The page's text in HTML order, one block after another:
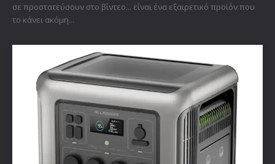
σε προστατεύσουν στο βίντεο... είναι ένα εξαιρετικό προϊόν που
το κάνει ακόμη...